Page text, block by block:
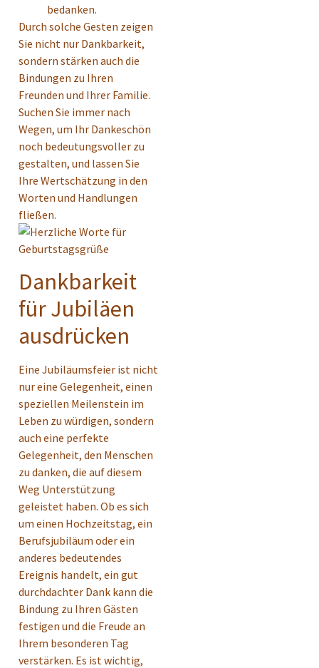
bedanken.
Durch solche Gesten zeigen
Sie nicht nur Dankbarkeit,
sondern stärken auch die
Bindungen zu Ihren
Freunden und Ihrer Familie.
Suchen Sie immer nach
Wegen, um Ihr Dankeschön
noch bedeutungsvoller zu
gestalten, und lassen Sie
Ihre Wertschätzung in den
Worten und Handlungen
fließen.
Dankbarkeit
für Jubiläen
ausdrücken
Eine Jubiläumsfeier ist nicht
nur eine Gelegenheit, einen
speziellen Meilenstein im
Leben zu würdigen, sondern
auch eine perfekte
Gelegenheit, den Menschen
zu danken, die auf diesem
Weg Unterstützung
geleistet haben. Ob es sich
um einen Hochzeitstag, ein
Berufsjubiläum oder ein
anderes bedeutendes
Ereignis handelt, ein gut
durchdachter Dank kann die
Bindung zu Ihren Gästen
festigen und die Freude an
Ihrem besonderen Tag
verstärken. Es ist wichtig,